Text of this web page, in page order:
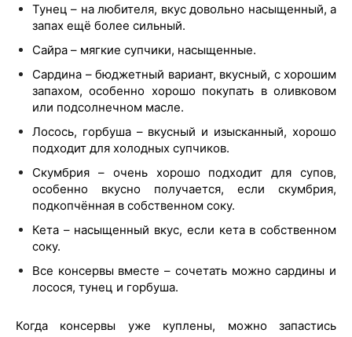
Тунец – на любителя, вкус довольно насыщенный, а
запах ещё более сильный.
Сайра – мягкие супчики, насыщенные.
Сардина – бюджетный вариант, вкусный, с хорошим
запахом, особенно хорошо покупать в оливковом
или подсолнечном масле.
Лосось, горбуша – вкусный и изысканный, хорошо
подходит для холодных супчиков.
Скумбрия – очень хорошо подходит для супов,
особенно вкусно получается, если скумбрия,
подкопчённая в собственном соку.
Кета – насыщенный вкус, если кета в собственном
соку.
Все консервы вместе – сочетать можно сардины и
лосося, тунец и горбуша.
Когда консервы уже куплены, можно запастись